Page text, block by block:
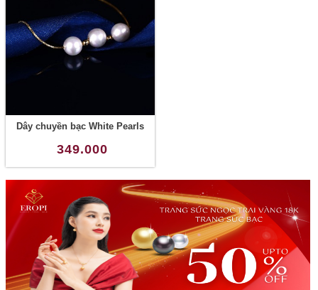
Dây chuyền bạc White Pearls
349.000